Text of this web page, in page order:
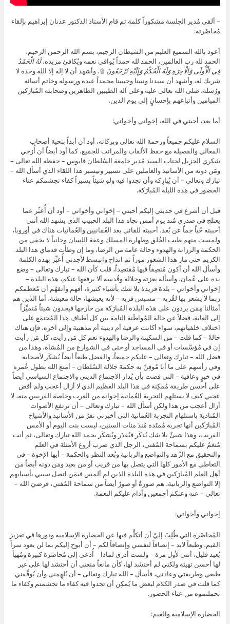
– ألقى مُدير الجلسة مشكوراً كلمة ثم قام الأستاذ الدكتور عدنان إبراهيم بإلقاء
مُحاضَرته:
أعوذ بالله السميع العليم من الشيطان الرجيم، بسم الله الرحمن الرحيم،
الحمد لله رب العالمين، الحمد لله حمداً يُوافي نعمه ويُكافئ مزيده،لَهُ الْحَمْدُ
فِي الْأُولَى وَالْآَخِرَةِ وَلَهُ الْحُكْمُ وَإِلَيْهِ تُرْجَعُونَ ۩، وأشهد أن لا إله إلا الله وحده لا
شريك له، وأشهد أن سيدنا ونبينا وحبيبنا محمداً عبده ورسوله وخاتم أنبيائه
ورُسله، صلى الله تعالى عليه وعلى آله الطيبين الطاهرين وصحابته المُبارَكين
الميامين وأتباعهم بإحسانٍ إلى يوم الدين.
أما بعد، أحبتي في الله، إخواني وأخواتي:
السلام عليكم جميعاً ورحمة الله تعالى وبركاته، أود أن أبداً بتحية أصحاب
المعالي والفضيلة مع حفظ الألقاب والمراتب للجميع، كما أود أيضاً أن أُزجي
شكري الجزيل لجناب السيد مُدير جامعة السُلطان قابوس – حفظه الله تعالى –
ومَن دونه من الأساتيذ والعاملين على تسيير وتيسير هذا اللقاء الذي أسأل الله –
تبارك وتعالى – أن يُبارِكه وأن تجدوا فيه ولو شيئاً يسيراً كفاء تجشمكم عناء
الحضور في هذه الليلة المُبارَكة.
قبل أن أشرع في حديثي إليكم أحبتي – إخواني وأخواتي – أود أن أُعبِّر عما
يعتلج في صدري مُنذ يوم أمس تجاه هذا البلد الحبيب الذي يشهد الله أنني
أحببته حُباً جماً عن بُعد، أحببته للقائي بعد العُمانيين والعُمانيات هناك في أوروبا،
ولمست منهم طيب الخُلق وطهارة المسلك وعفة اللسان وجانباً لا يخفى من
الحكمة والرزانة والهدوء وحالة عامة من الرضا، وما إن وطأت قدماي هذا البلد
الكريم حتى مار هذا الشعور موراً ثم انداح وانبسط لأجدني أُعبِّر بهذه الكلمة
وأسأل الله أن أكون مُنصِفاً فيها مُقتصِداً، قلت كأن الله – تبارك وتعالى – وضع
يده على عُمان، وأسأله بعزته وجلاله وقُدسه ألا يرفعها عنكم، هذه البلدة –
إخواني وأخواتي – بلدة فريدة بلا شك بأشياء كثيرة، أفهم وأتفهَّم أن مُعظَمكم
ربما لا يشعر بها لقُربه – مسيس قربه – لأنه يعيشها، حالة معيشة، أما الذين هم
أمثالنا مِمَن يردون على هذه البلدة المُبارَكة من خارجها فيجدون شيئاً مُتميِّزاً
إلى الغاية، فضلاً عن حالة المُواطَنة التامة بين كل أطياف هذا المُجتمَع على
اختلاف خلفياتهم، سواء أكانت عرقية أم دينية أم مذهبية وإلى آخره، فإن هناك
حالةً – كما قلت – من السكينة والرضا والهدوء تعم كل مَن رأيت، كل مَن رأيت
إن في مُؤسَّسات أو في المساجد أو حتى في الشوارع من المُشاة، وهذا من
فضل الله – تبارك وتعالى – عليكم جميعاً، والفضل طبعاً أيضاً يُشكَر لأصحابه
وفي رأسهم على ما أنا مُوقِنٌ به حكمة جلالة السُلطان – أمتع الله بطول عُمره
في خيرٍ وعافية – التي قضت بأن يُدار الاجتماع الديني والاجتماع السياسي أيضاً
على أحسن طريقة مُمكِنة في هذا البلد العظيم الذي لا أزال أعجب ولم أقض
عجبي كيف لا يستلهم التجربة العُمانية إخوانه من العرب وخاصة القريبين منه، لا
أزال أعجب من هذا ولكن أسأل الله – تبارك وتعالى – أن ترتفع الأصوات
المُنادية باستلهام التجربة العُمانية التي أخبرني نفرٌ من الأساتيذ والأشياخ
المُبارَكين أنها تجربة مُمتَدة مُنذ مئات السنين، ليست بنت اليوم أو الأمس
القريب، وهذا شيئٌ بلا شك يُذكَر فيُقدَر ويُشكَر بحمد الله تبارك وتعالى، ثم أنت
مُنعَمٌ عليكم بسماحة المُفتي، الرجل الذي ضرب أروع الأمثلة في العلم
والتحقيق مع الزُهد والتواضع والربانية وبُعد النظر والحكمة – أيها الإخوة – في
التعاطي مع الأمور كلها التي يتصل بها من قريب أو من بعيد ومَن دونه أيضاً من
أهل العلم المُبارَكين في هذه البلدة الذين لم ألمس فيمَن اتصل سببي بأسبابهم
إلا التواضع والربانية، هم صورةٌ أو صورٌ أيضاً من سماحة المُفتي، فرضيَ الله –
تعالى – عنه وعنكم أجمعين وأدام عليكم النعمة.
إخواني وأخواتي:
المُحاضَرة التي طُلِبَ إليّ أن أتكلَّم فيها عن الحضارة الإسلامية ودورها في تعزيز
القيم، وطبعاً لابد – إنصافاً لنفسي وإنصافاً لكم – أن أبوح إليكم بما لن يعود سراً
بُعيد قليل، أنني لأول مرة – ولست أدري لماذا – أُدعى إلى مُحاضَرة كبيرة ومُهيأ
لها أحسن تهيئة ولكني لم أحتشد لها، كأن مانعاً منعني أن أحتشد لها على غير
طبعي وطريقتي وعادتي، فأسأل – الله تبارك وتعالى – أن يُلهِمني وأن يُوفِّقني
كما قلت في صدر الكلام لبعض ما يُمكِن أن تجدوا فيه كفاء ما تجشمتم وكفاء ما
تحملتموه من عناء الحضور.
الحضارة الإسلامية والقيم: